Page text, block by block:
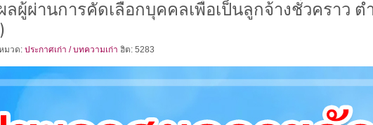
ลผู้ผ่านการคัดเลือกบุคคลเพื่อเป็นลูกจ้างชั่วคราว
มวด: ประกาศเก่า / บทความเก่า ฮิต: 5283